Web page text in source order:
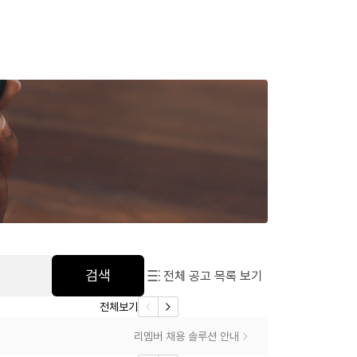
검색 전체 공고 목록 보기
전체보기
리멤버 채용 솔루션 안내